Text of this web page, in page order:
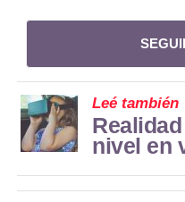
Leé también
nivel en